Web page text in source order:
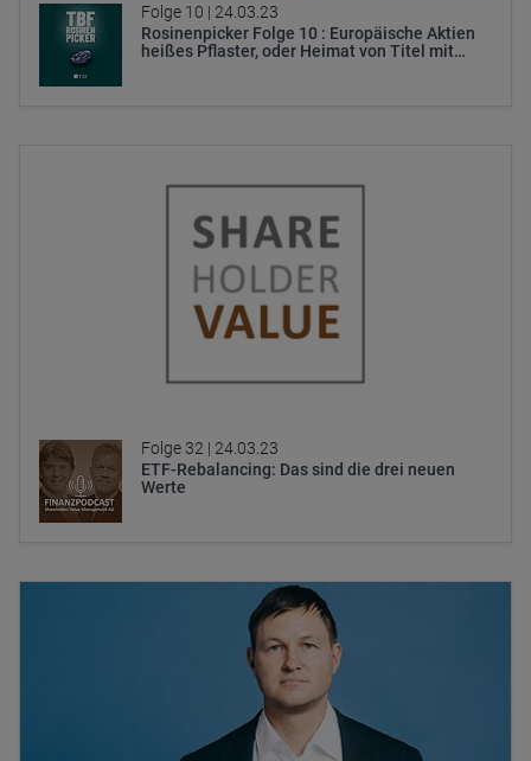
Folge 10 | 24.03.23
Rosinenpicker Folge 10 : Europäische Aktien
heißes Pflaster, oder Heimat von Titel mit…
Folge 32 | 24.03.23
ETF-Rebalancing: Das sind die drei neuen
Werte